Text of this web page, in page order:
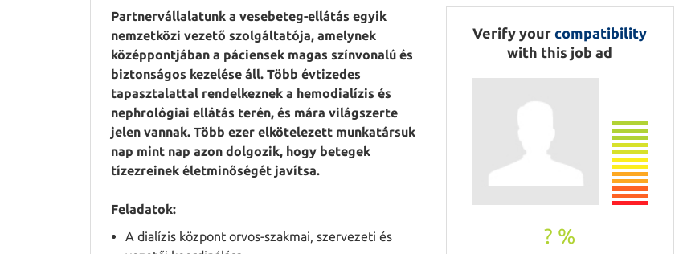
Print
Tell a friend
Verify yourcompatibility
with this job ad
? %
Partnervállalatunk a vesebeteg-ellátás egyik
nemzetközi vezető szolgáltatója, amelynek
középpontjában a páciensek magas színvonalú és
biztonságos kezelése áll. Több évtizedes
tapasztalattal rendelkeznek a hemodialízis és
nephrológiai ellátás terén, és mára világszerte
jelen vannak. Több ezer elkötelezett munkatársuk
nap mint nap azon dolgozik, hogy betegek
tízezreinek életminőségét javítsa.
Feladatok:
A dialízis központ orvos-szakmai, szervezeti és